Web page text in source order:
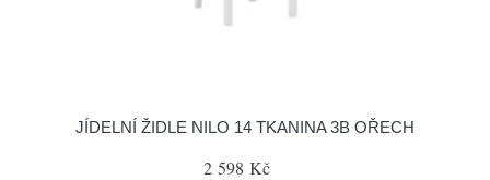
JÍDELNÍ ŽIDLE NILO 14 TKANINA 3B OŘECH
2 598 Kč